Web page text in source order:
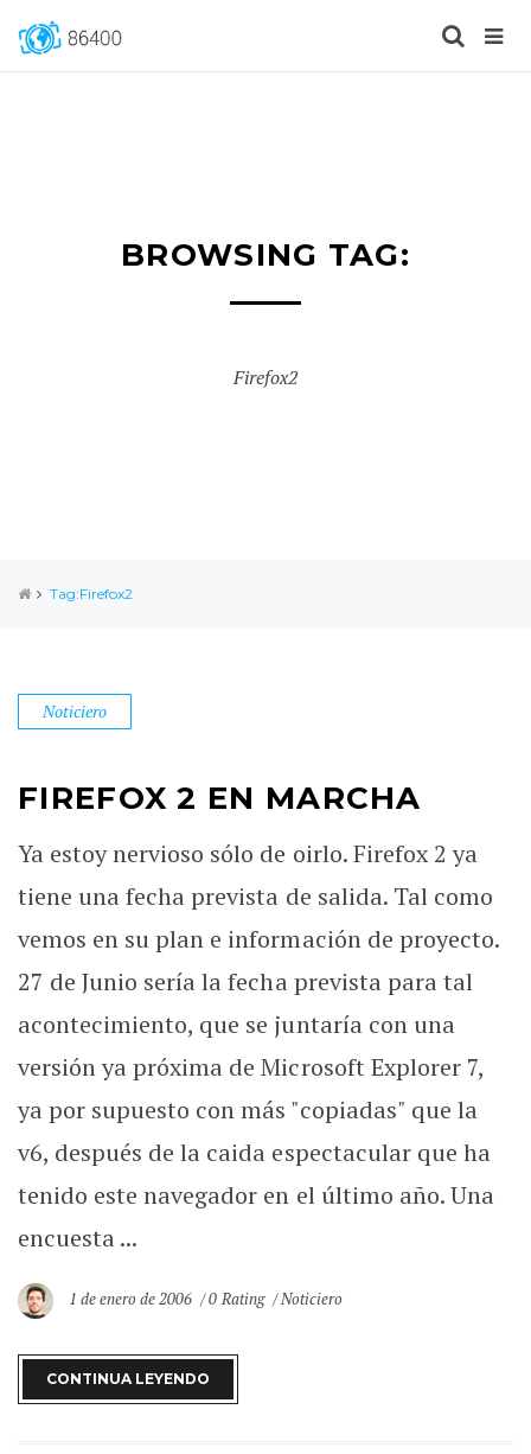
BROWSING TAG:
Firefox2
Tag:Firefox2
Noticiero
FIREFOX 2 EN MARCHA
Ya estoy nervioso sólo de oirlo. Firefox 2 ya
tiene una fecha prevista de salida. Tal como
vemos en su plan e información de proyecto.
27 de Junio sería la fecha prevista para tal
acontecimiento, que se juntaría con una
versión ya próxima de Microsoft Explorer 7,
ya por supuesto con más "copiadas" que la
v6, después de la caida espectacular que ha
tenido este navegador en el último año. Una
encuesta ...
1 de enero de 2006 0 Rating Noticiero
CONTINUA LEYENDO